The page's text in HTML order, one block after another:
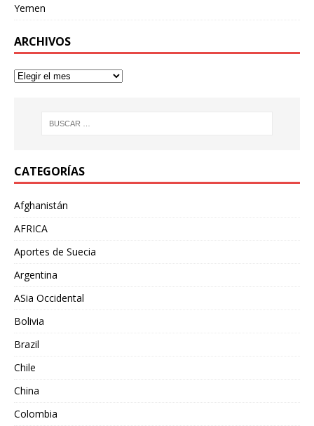
Yemen
ARCHIVOS
CATEGORÍAS
Afghanistán
AFRICA
Aportes de Suecia
Argentina
ASia Occidental
Bolivia
Brazil
Chile
China
Colombia